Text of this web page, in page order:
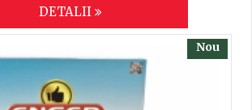
DETALII
Nou